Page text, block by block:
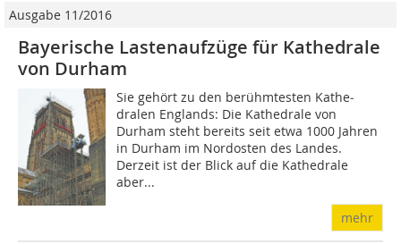
Ausgabe 11/2016
Bayerische Lastenaufzüge für Kathedrale
von Durham
Sie gehört zu den berühmtesten Kathe­
dralen Englands: Die Kathedrale von
Durham steht bereits seit etwa 1000 Jahren
in Durham im Nordosten des Landes.
Derzeit ist der Blick auf die Kathedrale
aber...
mehr